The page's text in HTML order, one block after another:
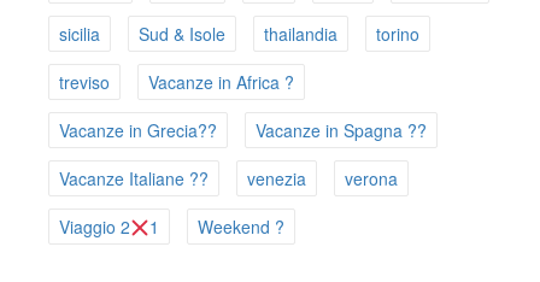
sicilia
Sud & Isole thailandia
torino
treviso
Vacanze in Africa ?
Vacanze in Grecia??
Vacanze in Spagna ??
Vacanze Italiane ??
venezia
verona
Viaggio 2
1 Weekend ?